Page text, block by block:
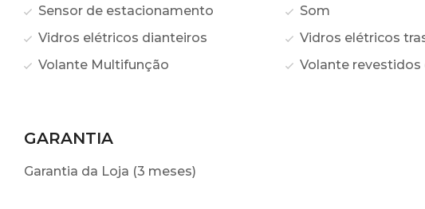
Sensor de estacionamento
Som
Vidros elétricos dianteiros
Vidros elétricos
Volante Multifunção
Volante revestidos
GARANTIA
Garantia da Loja (3 meses)